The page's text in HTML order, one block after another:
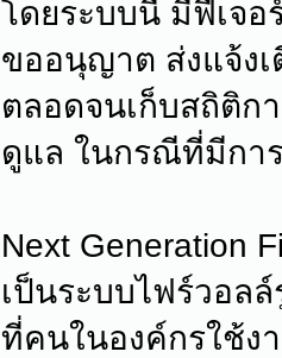
โดยระบบนี้ มีฟีเจ
ขออนุญาต ส่งแจ้ง
ตลอดจนเก็บสถิติก
ดูแล ในกรณีที่มีกา
Next Generation
เป็นระบบไฟร์วอล
ที่คนในองค์กรใช้ง